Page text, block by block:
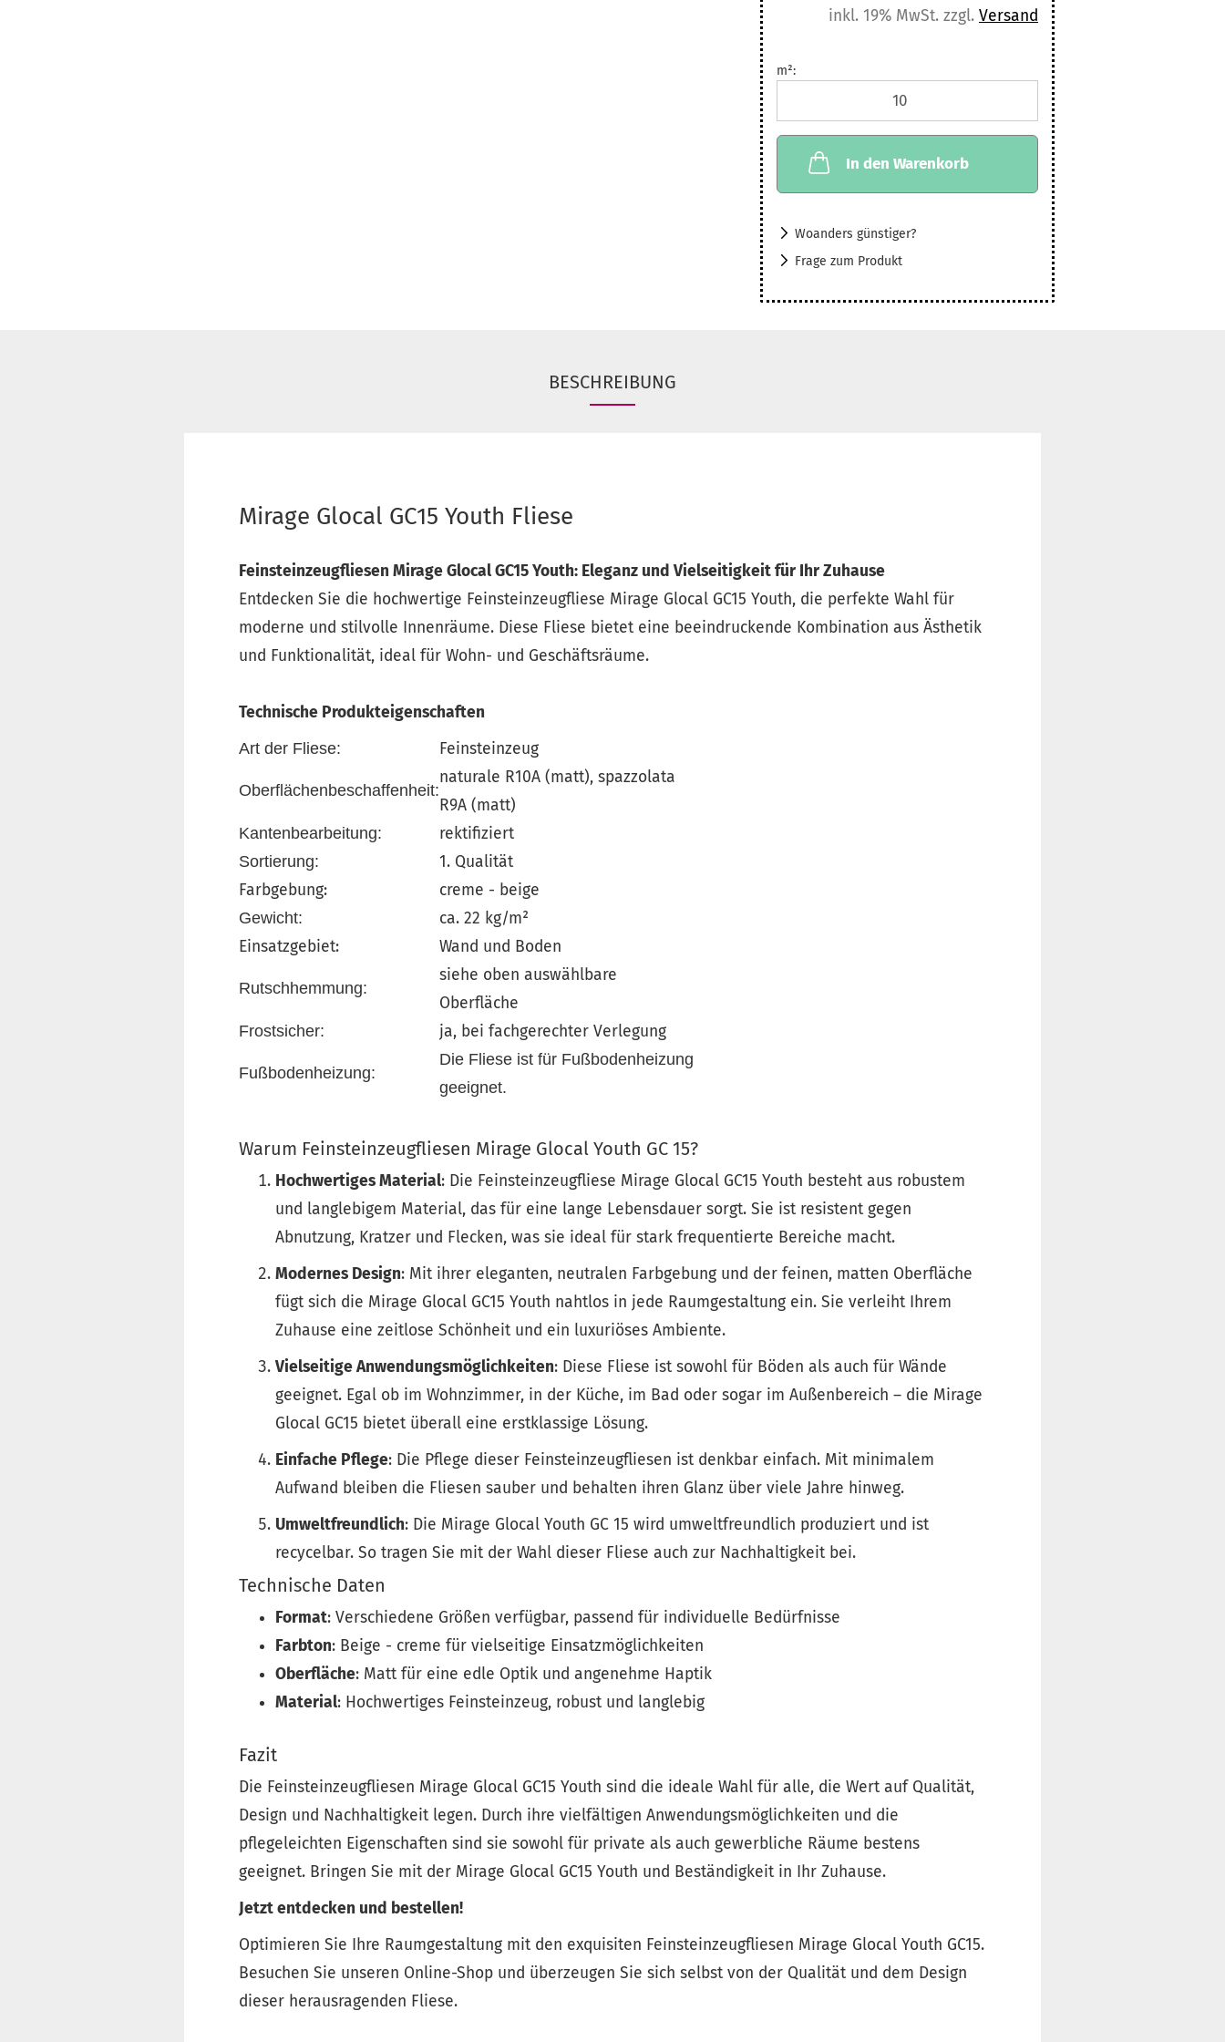
inkl. 19% MwSt. zzgl. Versand
m²:
In den Warenkorb
Woanders günstiger?
Frage zum Produkt
BESCHREIBUNG
Mirage Glocal GC15 Youth Fliese
Feinsteinzeugfliesen Mirage Glocal GC15 Youth: Eleganz und Vielseitigkeit für Ihr Zuhause
Entdecken Sie die hochwertige Feinsteinzeugfliese Mirage Glocal GC15 Youth, die perfekte Wahl für
moderne und stilvolle Innenräume. Diese Fliese bietet eine beeindruckende Kombination aus Ästhetik
und Funktionalität, ideal für Wohn- und Geschäftsräume.
Technische Produkteigenschaften
Art der Fliese: Feinsteinzeug
Oberflächenbeschaffenheit:
naturale R10A (matt), spazzolata
R9A (matt)
Kantenbearbeitung: rektifiziert
Sortierung:
1. Qualität
Farbgebung:
creme - beige
Gewicht:
ca. 22 kg/m²
Einsatzgebiet:
Wand und Boden
Rutschhemmung:
siehe oben auswählbare
Oberfläche
Frostsicher: ja, bei fachgerechter Verlegung
Fußbodenheizung:
Die Fliese ist für Fußbodenheizung
geeignet.
Warum Feinsteinzeugfliesen Mirage Glocal Youth GC 15?
Hochwertiges Material: Die Feinsteinzeugfliese Mirage Glocal GC15 Youth besteht aus robustem
und langlebigem Material, das für eine lange Lebensdauer sorgt. Sie ist resistent gegen
Abnutzung, Kratzer und Flecken, was sie ideal für stark frequentierte Bereiche macht.
Modernes Design: Mit ihrer eleganten, neutralen Farbgebung und der feinen, matten Oberfläche
fügt sich die Mirage Glocal GC15 Youth nahtlos in jede Raumgestaltung ein. Sie verleiht Ihrem
Zuhause eine zeitlose Schönheit und ein luxuriöses Ambiente.
Vielseitige Anwendungsmöglichkeiten: Diese Fliese ist sowohl für Böden als auch für Wände
geeignet. Egal ob im Wohnzimmer, in der Küche, im Bad oder sogar im Außenbereich – die Mirage
Glocal GC15 bietet überall eine erstklassige Lösung.
Einfache Pflege: Die Pflege dieser Feinsteinzeugfliesen ist denkbar einfach. Mit minimalem
Aufwand bleiben die Fliesen sauber und behalten ihren Glanz über viele Jahre hinweg.
Umweltfreundlich: Die Mirage Glocal Youth GC 15 wird umweltfreundlich produziert und ist
recycelbar. So tragen Sie mit der Wahl dieser Fliese auch zur Nachhaltigkeit bei.
Technische Daten
Format: Verschiedene Größen verfügbar, passend für individuelle Bedürfnisse
Farbton: Beige - creme für vielseitige Einsatzmöglichkeiten
Oberfläche: Matt für eine edle Optik und angenehme Haptik
Material: Hochwertiges Feinsteinzeug, robust und langlebig
Fazit
Die Feinsteinzeugfliesen Mirage Glocal GC15 Youth sind die ideale Wahl für alle, die Wert auf Qualität,
Design und Nachhaltigkeit legen. Durch ihre vielfältigen Anwendungsmöglichkeiten und die
pflegeleichten Eigenschaften sind sie sowohl für private als auch gewerbliche Räume bestens
geeignet. Bringen Sie mit der Mirage Glocal GC15 Youth und Beständigkeit in Ihr Zuhause.
Jetzt entdecken und bestellen!
Optimieren Sie Ihre Raumgestaltung mit den exquisiten Feinsteinzeugfliesen Mirage Glocal Youth GC15.
Besuchen Sie unseren Online-Shop und überzeugen Sie sich selbst von der Qualität und dem Design
dieser herausragenden Fliese.